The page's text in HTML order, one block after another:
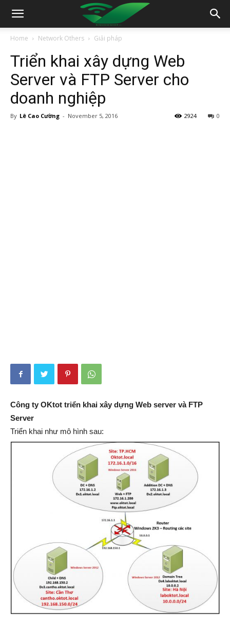
Home Network Others Giải pháp
Triển khai xây dựng Web
Server và FTP Server cho
doanh nghiệp
By Lê Cao Cường - November 5, 2016 0
2924
Công ty OKtot triển khai xây dựng Web server và FTP
Server
Triển khai như mô hình sau: